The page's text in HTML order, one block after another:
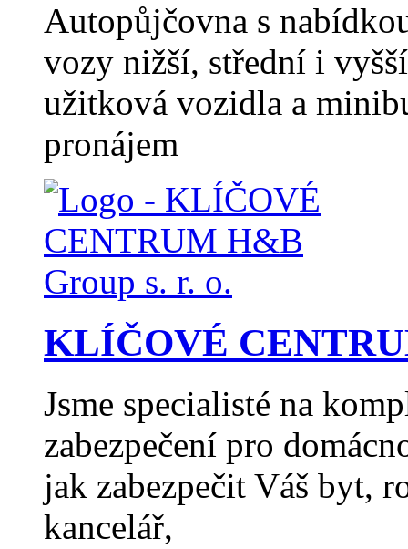
Autopůjčovna s
vozy nižší, střední i
užitková vozidla a
pronájem
KLÍČOVÉ
Jsme specialisté na
zabezpečení pro
jak zabezpečit Váš byt,
kancelář,